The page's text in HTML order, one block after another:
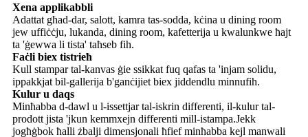
Xena applikabbli
Adattat għad-dar, salott, kamra tas-sodda, kċina u dining room
jew uffiċċju, lukanda, dining room, kafetterija u kwalunkwe ħajt
ta 'ġewwa li tista' taħseb fih.
Faċli biex tistrieħ
Kull stampar tal-kanvas ġie ssikkat fuq qafas ta 'injam solidu,
ippakkjat bil-gallerija b'ganċijiet biex jiddendlu minnufih.
Kulur u daqs
Minħabba d-dawl u l-issettjar tal-iskrin differenti, il-kulur tal-
prodott jista 'jkun kemmxejn differenti mill-istampa.Jekk
jogħġbok ħalli żbalji dimensjonali ħfief minħabba kejl manwali